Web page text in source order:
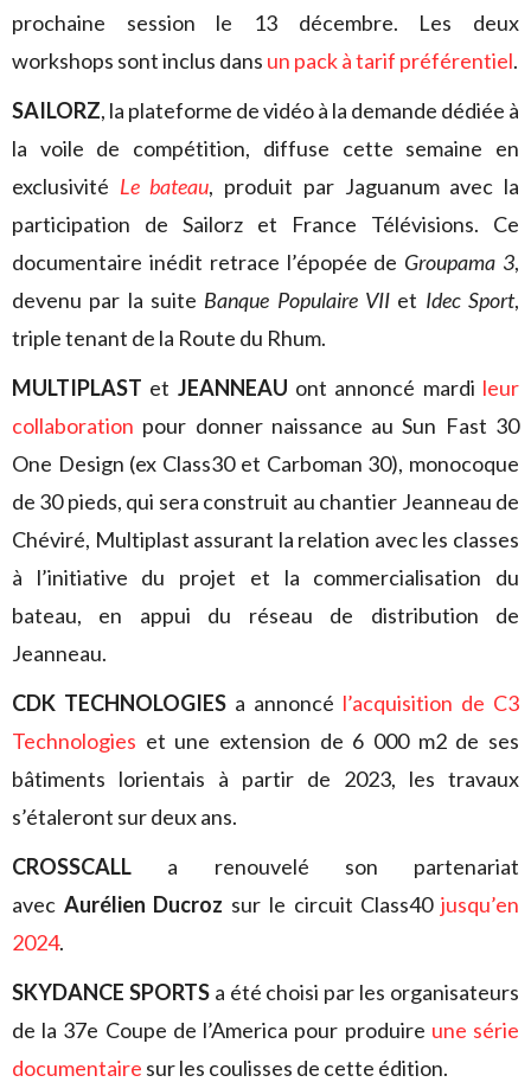
prochaine session le 13 décembre. Les deux
workshops sont inclus dans un pack à tarif préférentiel.
SAILORZ, la plateforme de vidéo à la demande dédiée à
la voile de compétition, diffuse cette semaine en
exclusivité Le bateau, produit par Jaguanum avec la
participation de Sailorz et France Télévisions. Ce
documentaire inédit retrace l’épopée de Groupama 3,
devenu par la suite Banque Populaire VII et Idec Sport,
triple tenant de la Route du Rhum.
MULTIPLAST et JEANNEAU ont annoncé mardi leur
collaboration pour donner naissance au Sun Fast 30
One Design (ex Class30 et Carboman 30), monocoque
de 30 pieds, qui sera construit au chantier Jeanneau de
Chéviré, Multiplast assurant la relation avec les classes
à l’initiative du projet et la commercialisation du
bateau, en appui du réseau de distribution de
Jeanneau.
CDK TECHNOLOGIES a annoncé l’acquisition de C3
Technologies et une extension de 6 000 m2 de ses
bâtiments lorientais à partir de 2023, les travaux
s’étaleront sur deux ans.
CROSSCALL a renouvelé son partenariat
avec Aurélien Ducroz sur le circuit Class40jusqu’en
2024.
SKYDANCE SPORTSa été choisi par les organisateurs
de la 37e Coupe de l’America pour produire une série
documentaire sur les coulisses de cette édition.